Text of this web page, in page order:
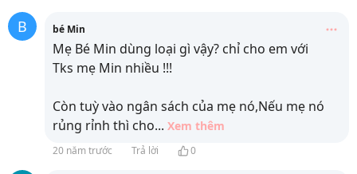
B bé Min
Mẹ Bé Min dùng loại gì vậy? chỉ cho em với
Tks mẹ Min nhiều !!!
Còn tuỳ vào ngân sách của mẹ nó,Nếu mẹ nó
rủng rỉnh thì cho... Xem thêm
20 năm trước Trả lời 0